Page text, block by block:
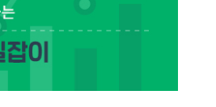
3개국, 공동방위협정 체결
징주...아틀라시안·클라우드플레어·태
MOU… "6·25 미군 실종자 7359명 끝까